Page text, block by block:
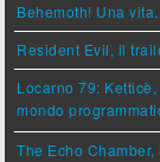
Behemoth! Una
Resident Evil, il
Locarno 79:
mondo
The Echo